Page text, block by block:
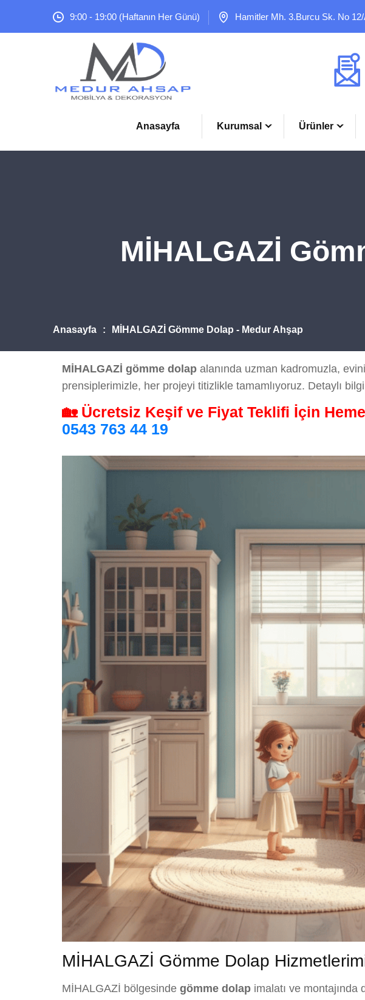
9:00 - 19:00 (Haftanın Her Günü) Hamitler Mh. 3.Burcu Sk. No
Anasayfa Kurumsal Ürünler
MİHALGAZİ
Anasayfa MİHALGAZİ Gömme Dolap - Medur Ahşap
MİHALGAZİ gömme dolap alanında uzman kadromuzla,
prensiplerimizle, her projeyi titizlikle tamamlıyoruz. Detaylı
🏡 Ücretsiz Keşif ve Fiyat Teklifi İçin
0543 763 44 19
MİHALGAZİ Gömme Dolap
MİHALGAZİ bölgesinde gömme dolap imalatı ve montajında